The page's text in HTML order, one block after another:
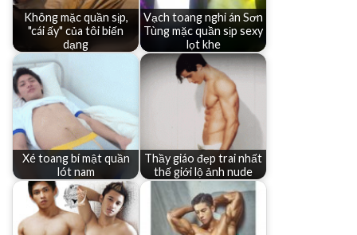
Không mặc quần sịp,
"cái ấy" của tôi biến
dạng
Vạch toang nghi án Sơn
Tùng mặc quần sịp sexy
lọt khe
Xé toang bí mật quần
lót nam
Thầy giáo đẹp trai nhất
thế giới lộ ảnh nude